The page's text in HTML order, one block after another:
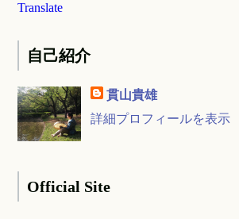
Translate
自己紹介
貫山貴雄
詳細プロフィールを表示
Official Site